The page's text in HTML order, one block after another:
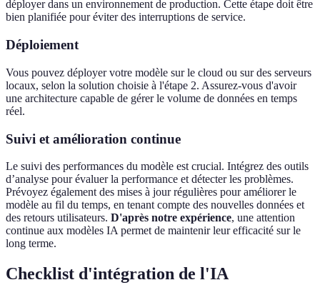
déployer dans un environnement de production. Cette étape doit être
bien planifiée pour éviter des interruptions de service.
Déploiement
Vous pouvez déployer votre modèle sur le cloud ou sur des serveurs
locaux, selon la solution choisie à l'étape 2. Assurez-vous d'avoir
une architecture capable de gérer le volume de données en temps
réel.
Suivi et amélioration continue
Le suivi des performances du modèle est crucial. Intégrez des outils
d’analyse pour évaluer la performance et détecter les problèmes.
Prévoyez également des mises à jour régulières pour améliorer le
modèle au fil du temps, en tenant compte des nouvelles données et
des retours utilisateurs. D'après notre expérience, une attention
continue aux modèles IA permet de maintenir leur efficacité sur le
long terme.
Checklist d'intégration de l'IA